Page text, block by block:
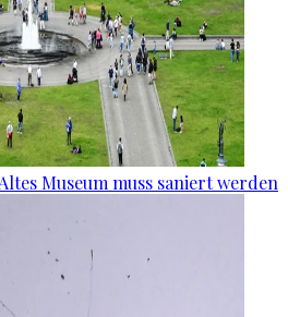
Museum muss saniert werden